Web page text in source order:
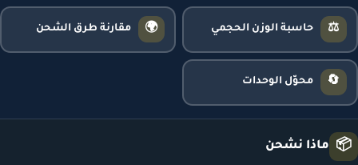
⚖️ حاسبة الوزن الحجمي 🌍 مقارنة طرق الشحن
🔄 محوّل الوحدات
📦 ماذا نشحن